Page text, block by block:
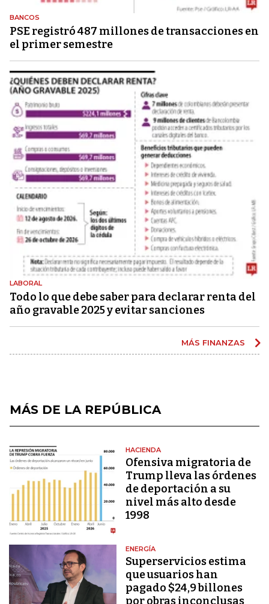
BANCOS
PSE registró 487 millones de transacciones en
el primer semestre
LABORAL
Todo lo que debe saber para declarar renta del
año gravable 2025 y evitar sanciones
MÁS FINANZAS
MÁS DE LA REPÚBLICA
HACIENDA
Ofensiva migratoria de
Trump lleva las órdenes
de deportación a su
nivel más alto desde
1998
ENERGÍA
Superservicios estima
que usuarios han
pagado $24,9 billones
por obras inconclusas